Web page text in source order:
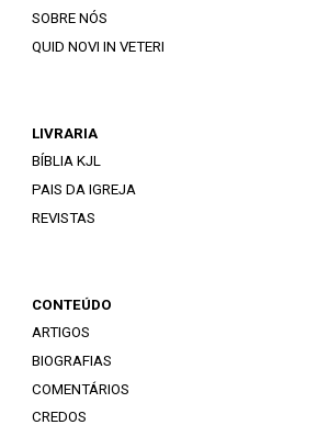
SOBRE NÓS
QUID NOVI IN VETERI
LIVRARIA
BÍBLIA KJL
PAIS DA IGREJA
REVISTAS
CONTEÚDO
ARTIGOS
BIOGRAFIAS
COMENTÁRIOS
CREDOS